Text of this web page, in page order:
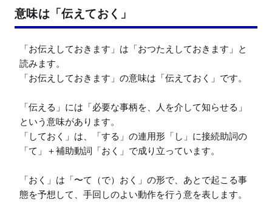
意味は「伝えておく」
「お伝えしておきます」は「おつたえしておきます」と
読みます。
「お伝えしておきます」の意味は「伝えておく」です。
「伝える」には「必要な事柄を、人を介して知らせる」
という意味があります。
「しておく」は、「する」の連用形「し」に接続助詞の
「て」＋補助動詞「おく」で成り立っています。
「おく」は「〜て（で）おく」の形で、あとで起こる事
態を予想して、手回しのよい動作を行う意を表します。